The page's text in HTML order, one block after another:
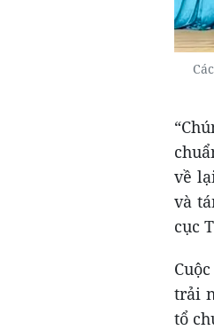
về
và
cục
trải
tổ